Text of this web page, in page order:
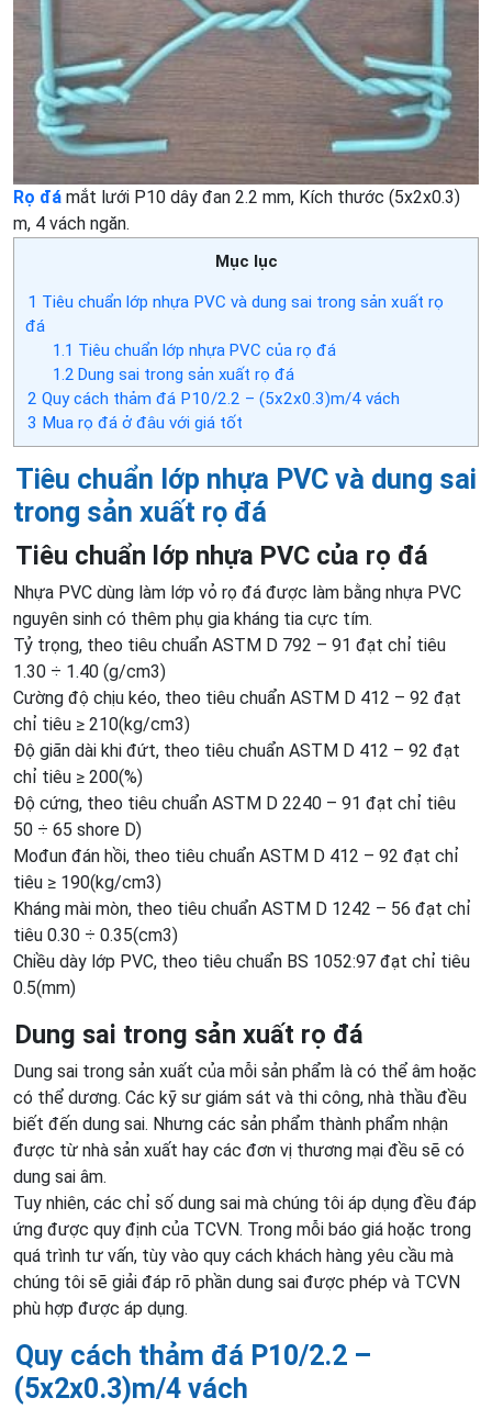
Rọ đá mắt lưới P10 dây đan 2.2 mm, Kích thước (5x2x0.3)
m, 4 vách ngăn.
Mục lục
1 Tiêu chuẩn lớp nhựa PVC và dung sai trong sản xuất rọ
đá
1.1 Tiêu chuẩn lớp nhựa PVC của rọ đá
1.2Dung sai trong sản xuất rọ đá
2 Quy cách thảm đá P10/2.2 – (5x2x0.3)m/4 vách
3 Mua rọ đá ở đâu với giá tốt
Tiêu chuẩn lớp nhựa PVC và dung sai
trong sản xuất rọ đá
Tiêu chuẩn lớp nhựa PVC của rọ đá
Nhựa PVC dùng làm lớp vỏ rọ đá được làm bằng nhựa PVC
nguyên sinh có thêm phụ gia kháng tia cực tím.
Tỷ trọng, theo tiêu chuẩn ASTM D 792 – 91 đạt chỉ tiêu
1.30 ÷ 1.40 (g/cm3)
Cường độ chịu kéo, theo tiêu chuẩn ASTM D 412 – 92 đạt
chỉ tiêu ≥ 210(kg/cm3)
Độ giãn dài khi đứt, theo tiêu chuẩn ASTM D 412 – 92 đạt
chỉ tiêu ≥ 200(%)
Độ cứng, theo tiêu chuẩn ASTM D 2240 – 91 đạt chỉ tiêu
50 ÷ 65 shore D)
Mođun đán hồi, theo tiêu chuẩn ASTM D 412 – 92 đạt chỉ
tiêu ≥ 190(kg/cm3)
Kháng mài mòn, theo tiêu chuẩn ASTM D 1242 – 56 đạt chỉ
tiêu 0.30 ÷ 0.35(cm3)
Chiều dày lớp PVC, theo tiêu chuẩn BS 1052:97 đạt chỉ tiêu
0.5(mm)
Dung sai trong sản xuất rọ đá
Dung sai trong sản xuất của mỗi sản phẩm là có thể âm hoặc
có thể dương. Các kỹ sư giám sát và thi công, nhà thầu đều
biết đến dung sai. Nhưng các sản phẩm thành phẩm nhận
được từ nhà sản xuất hay các đơn vị thương mại đều sẽ có
dung sai âm.
Tuy nhiên, các chỉ số dung sai mà chúng tôi áp dụng đều đáp
ứng được quy định của TCVN. Trong mỗi báo giá hoặc trong
quá trình tư vấn, tùy vào quy cách khách hàng yêu cầu mà
chúng tôi sẽ giải đáp rõ phần dung sai được phép và TCVN
phù hợp được áp dụng.
Quy cách thảm đá P10/2.2 –
(5x2x0.3)m/4 vách